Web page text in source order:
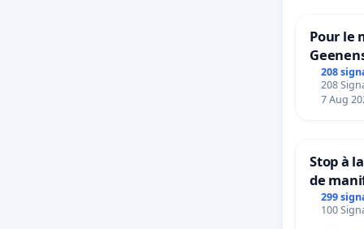
Pour le
208
208
7 Aug
Stop à
de
299
100